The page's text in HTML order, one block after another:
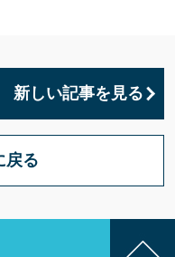
新しい記事を見る
戻る